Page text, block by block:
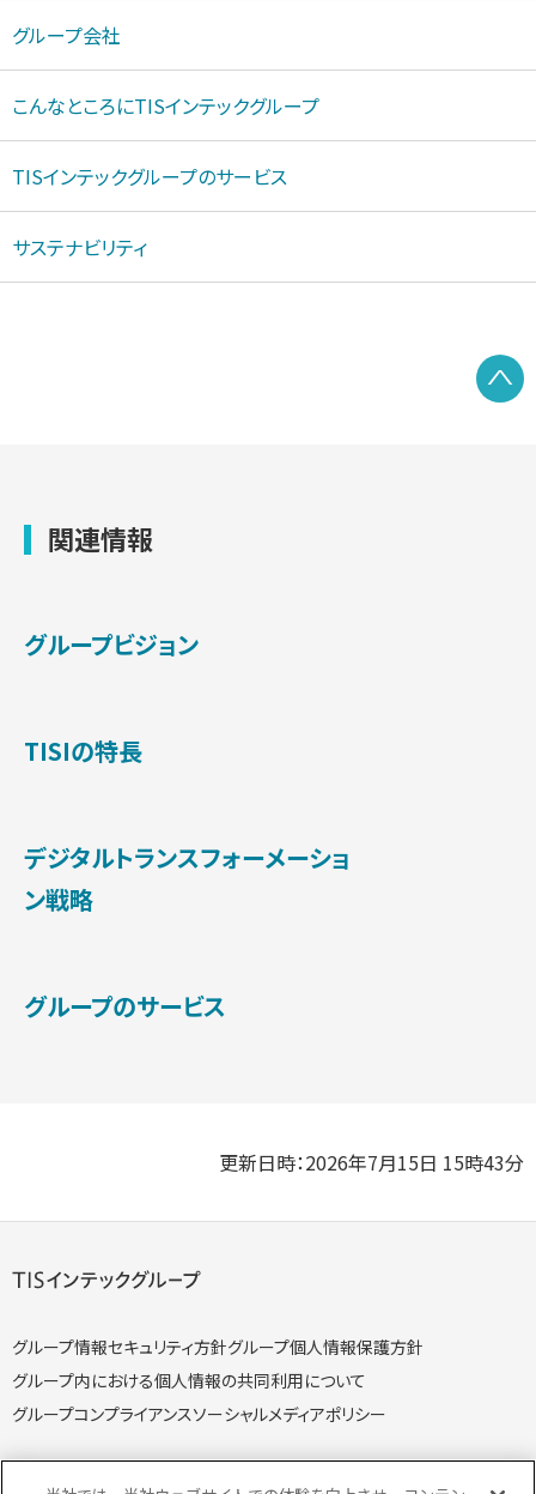
グループ会社
こんなところにTISインテックグループ
TISインテックグループのサービス
サステナビリティ
関連情報
グループビジョン
TISIの特長
デジタルトランスフォーメーショ
ン戦略
グループのサービス
更新日時：2026年7月15日 15時43分
グループ情報セキュリティ方針グループ個人情報保護方針
グループ内における個人情報の共同利用について
グループコンプライアンスソーシャルメディアポリシー